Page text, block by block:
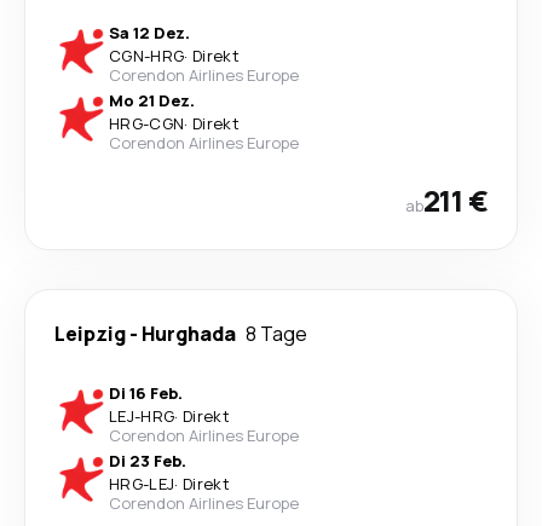
Sa 12 Dez.
CGN-HRG· Direkt
Corendon Airlines Europe
Mo 21 Dez.
HRG-CGN· Direkt
Corendon Airlines Europe
ab211 €
Leipzig- Hurghada 8 Tage
Di 16 Feb.
LEJ-HRG· Direkt
Corendon Airlines Europe
Di 23 Feb.
HRG-LEJ· Direkt
Corendon Airlines Europe